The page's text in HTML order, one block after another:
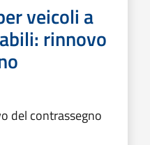
veicoli a
rinnovo
del contrassegno